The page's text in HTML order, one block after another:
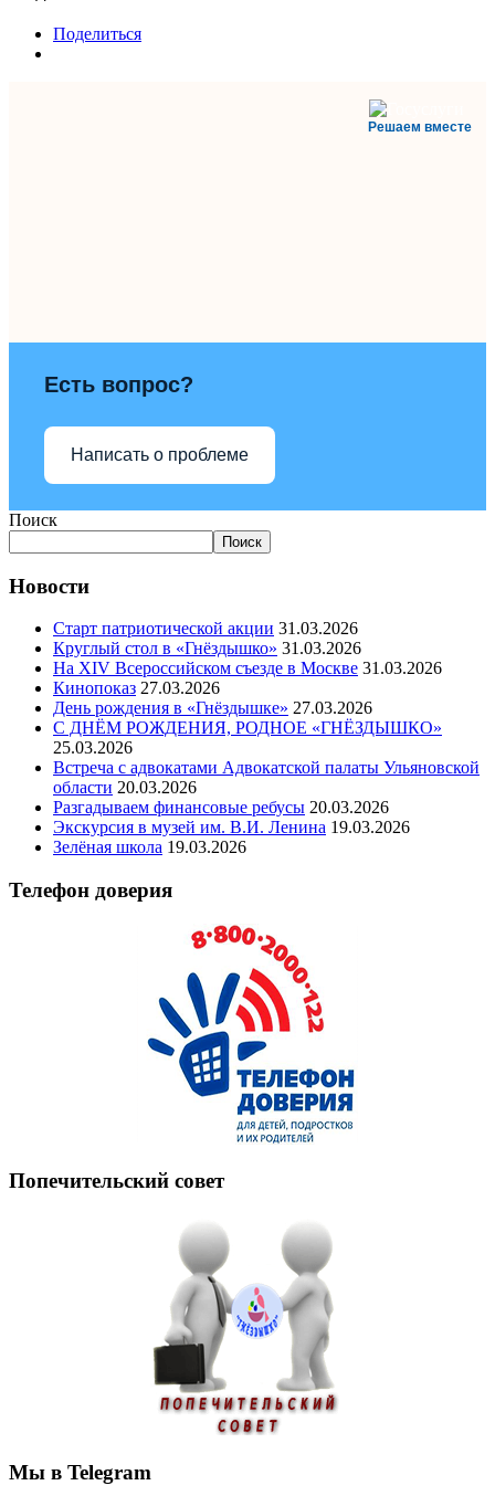
Поделиться
Решаем вместе
Есть вопрос?
Написать о проблеме
Поиск
Поиск
Новости
Старт патриотической акции 31.03.2026
Круглый стол в «Гнёздышко» 31.03.2026
На XIV Всероссийском съезде в Москве 31.03.2026
Кинопоказ 27.03.2026
День рождения в «Гнёздышке» 27.03.2026
С ДНЁМ РОЖДЕНИЯ, РОДНОЕ «ГНЁЗДЫШКО»
25.03.2026
Встреча с адвокатами Адвокатской палаты Ульяновской
области 20.03.2026
Разгадываем финансовые ребусы 20.03.2026
Экскурсия в музей им. В.И. Ленина 19.03.2026
Зелёная школа 19.03.2026
Телефон доверия
Попечительский совет
Мы в Telegram